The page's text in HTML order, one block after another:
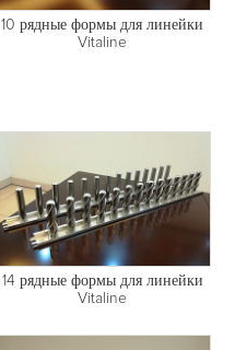
10 рядные формы для линейки
Vitaline
14 рядные формы для линейки
Vitaline